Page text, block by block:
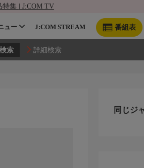
集 | J:COM TV
番組表
ュー J:COM STREAM
詳細検索
同じジ